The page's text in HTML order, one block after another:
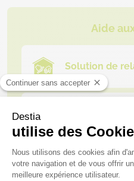
Aide
Solution de
Formation des